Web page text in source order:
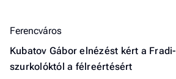
Ferencváros
Kubatov Gábor elnézést kért a Fradi-
szurkolóktól a félreértésért